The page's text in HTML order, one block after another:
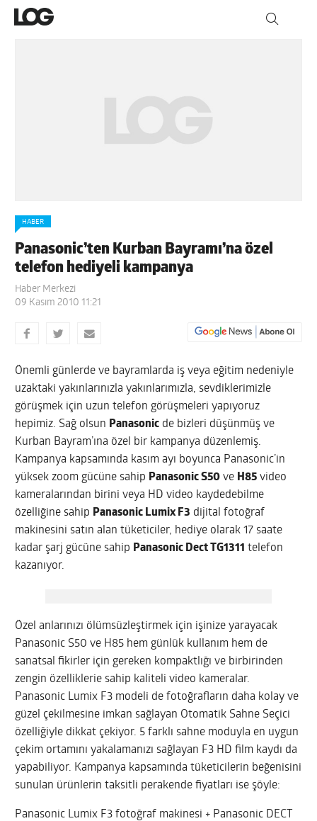
HABER
Panasonic’ten Kurban Bayramı’na özel
telefon hediyeli kampanya
Haber Merkezi
09 Kasım 2010 11:21
Önemli günlerde ve bayramlarda iş veya eğitim nedeniyle
uzaktaki yakınlarınızla yakınlarımızla, sevdiklerimizle
görüşmek için uzun telefon görüşmeleri yapıyoruz
hepimiz. Sağ olsun Panasonic de bizleri düşünmüş ve
Kurban Bayram’ına özel bir kampanya düzenlemiş.
Kampanya kapsamında kasım ayı boyunca Panasonic’in
yüksek zoom gücüne sahip Panasonic S50 ve H85 video
kameralarından birini veya HD video kaydedebilme
özelliğine sahip Panasonic Lumix F3 dijital fotoğraf
makinesini satın alan tüketiciler, hediye olarak 17 saate
kadar şarj gücüne sahip Panasonic Dect TG1311 telefon
kazanıyor.
Özel anlarınızı ölümsüzleştirmek için işinize yarayacak
Panasonic S50 ve H85 hem günlük kullanım hem de
sanatsal fikirler için gereken kompaktlığı ve birbirinden
zengin özelliklerie sahip kaliteli video kameralar.
Panasonic Lumix F3 modeli de fotoğrafların daha kolay ve
güzel çekilmesine imkan sağlayan Otomatik Sahne Seçici
özelliğiyle dikkat çekiyor. 5 farklı sahne moduyla en uygun
çekim ortamını yakalamanızı sağlayan F3 HD film kaydı da
yapabiliyor. Kampanya kapsamında tüketicilerin beğenisini
sunulan ürünlerin taksitli perakende fiyatları ise şöyle:
Panasonic Lumix F3 fotoğraf makinesi + Panasonic DECT